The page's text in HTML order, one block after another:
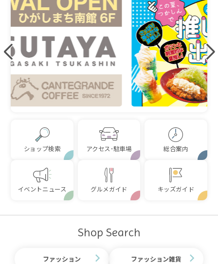
ショップ検索 アクセス･駐車場 総合案内
イベントニュース グルメガイド キッズガイド
Shop Search
ファッション ファッション雑貨